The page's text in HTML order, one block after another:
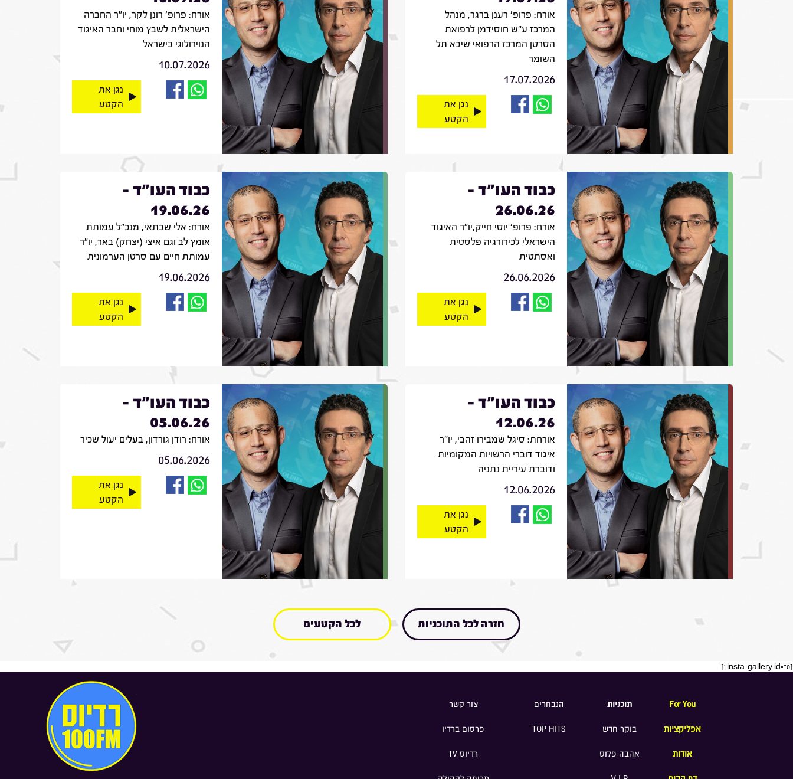
אורח: פרופ' רענן ברגר, מנהל
המרכז ע"ש חוסידמן לרפואת
הסרטן המרכז הרפואי שיבא תל
השומר
17.07.2026
נגן את
הקטע
אורח: פרופ' רונן לקר, יו"ר החברה
הישראלית לשבץ מוחי וחבר האיגוד
הנוירולוגי בישראל
10.07.2026
נגן את
הקטע
כבוד העו"ד -
26.06.26
אורח: פרופ' יוסי חייק,יו"ר האיגוד
הישראלי לכירורגיה פלסטית
ואסתטית
26.06.2026
נגן את
הקטע
כבוד העו"ד -
19.06.26
אורח: אלי שבתאי, מנכ"ל עמותת
אומץ לב וגם איצי (יצחק) באר, יו"ר
עמותת חיים עם סרטן הערמונית
19.06.2026
נגן את
הקטע
כבוד העו"ד -
12.06.26
אורחת: סיגל שמבירו זהבי, יו"ר
איגוד דוברי הרשויות המקומיות
ודוברת עיריית נתניה
12.06.2026
נגן את
הקטע
כבוד העו"ד -
05.06.26
אורח: רודן גורדון, בעלים יעול שכיר
05.06.2026
נגן את
הקטע
חזרה לכל התוכניות לכל הקטעים
[insta-gallery id="0"]
For You
אפליקציות
אודות
תוכניות
בוקר חדש
אהבה פלוס
הנבחרים
TOP HITS
צור קשר
פרסום ברדיו
רדיוס TV